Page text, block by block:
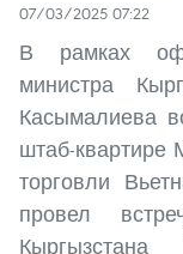
07/03/2025 07:22
В рамках
министра
Касымалиева
штаб-квартире
торговли
провел